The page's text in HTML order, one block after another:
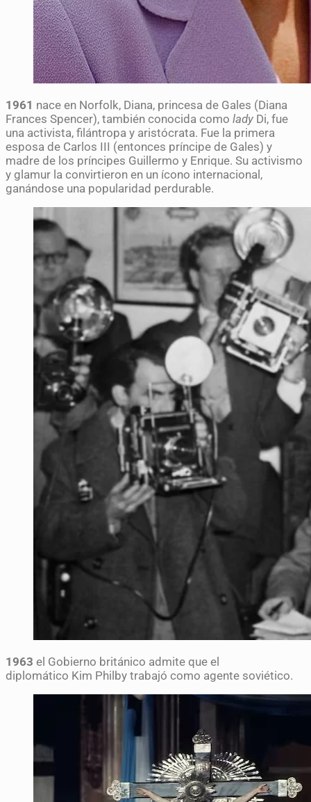
1961 nace en Norfolk, Diana, princesa de Gales (Diana
Frances Spencer), también conocida como lady Di, fue
una activista, filántropa y aristócrata. Fue la primera
esposa de Carlos III (entonces príncipe de Gales) y
madre de los príncipes Guillermo y Enrique. Su activismo
y glamur la convirtieron en un ícono internacional,
ganándose una popularidad perdurable.
1963 el Gobierno británico admite que el
diplomático Kim Philby trabajó como agente soviético.